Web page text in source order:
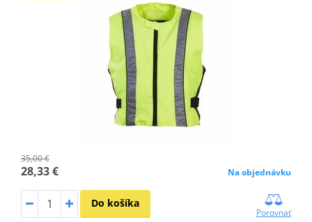
35,00 €
28,33 € Na objednávku
Do košíka
Porovnať